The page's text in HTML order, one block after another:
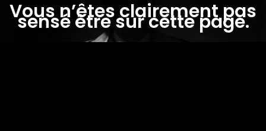
Vous n’êtes clairement pas
sensé être sur cette page.